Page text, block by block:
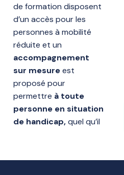
de formation disposent
d’un accès pour les
personnes à mobilité
réduite et un
accompagnement
sur mesureest
proposé pour
permettre à toute
personne en situation
de handicap,quel qu’il